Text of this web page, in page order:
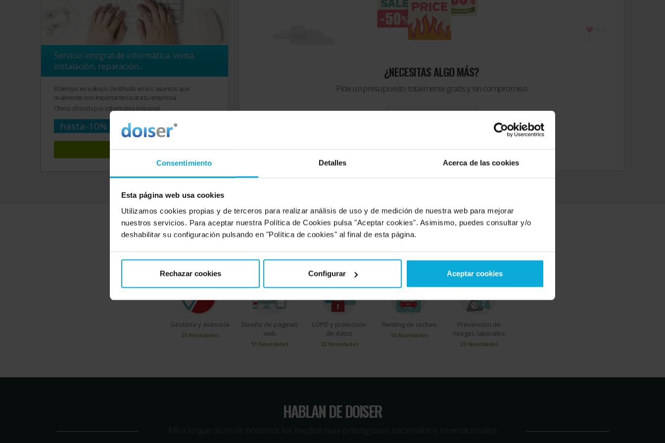
Consentimiento Detalles Acerca de las cookies
Esta página web usa cookies
Utilizamos cookies propias y de terceros para realizar análisis de uso y de medición de nuestra web para mejorar
nuestros servicios. Para aceptar nuestra Política de Cookies pulsa "Aceptar cookies". Asimismo, puedes consultar y/o
deshabilitar su configuración pulsando en "Política de cookies" al final de esta página.
Rechazar cookies Configurar Aceptar cookies
Servicio integral de informática: venta,
instalación, reparación...
El tiempo es valioso. Destínalo en los asuntos que
realmente son importantes para tu empresa.
Oferta ofrecida por: Informàtica Industrial
hasta-10%
Ver oferta
¿NECESITAS ALGO MÁS?
Pide un presupuesto totalmente gratis y sin compromiso
SERVICIOS MÁS DEMANDADOS
En Doiser encontrarás todo lo que necesites para tu empresa, pero estos son los servicios TOP del momento
Gestoría y asesoría
25 Novedades
Diseño de páginas
web
51 Novedades
LOPD y protección
de datos
22 Novedades
Renting de coches
56 Novedades
Prevención de
riesgos laborales
23 Novedades
HABLAN DE DOISER